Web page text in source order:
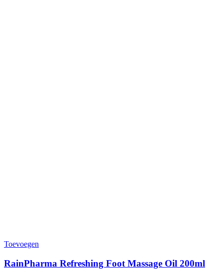
Toevoegen
RainPharma Refreshing Foot Massage Oil 200ml